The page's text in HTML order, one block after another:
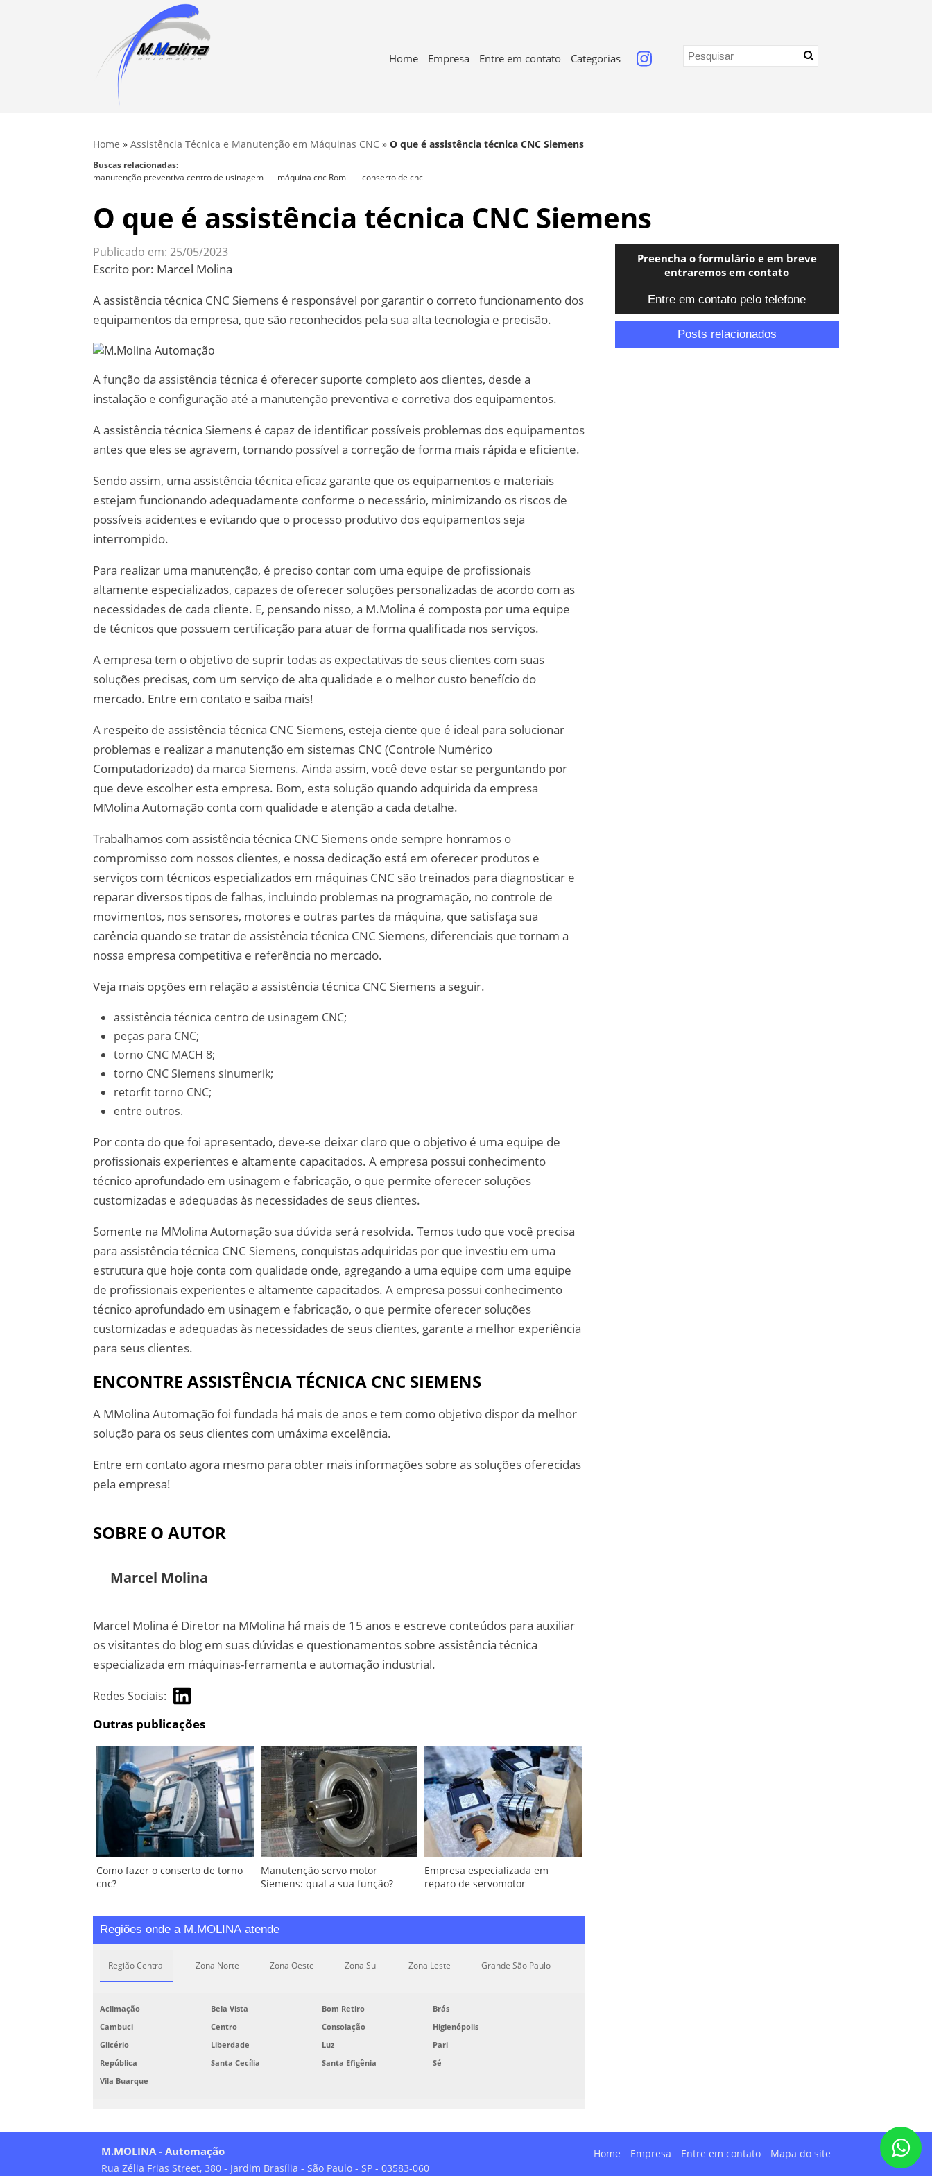
Home Empresa Categorias
Entre em contato
Home »Assistência Técnica e Manutenção em Máquinas CNC »O que é assistência técnica CNC Siemens
Buscas relacionadas:
manutenção preventiva centro de usinagem
máquina cnc Romi conserto de cnc
O que é assistência técnica CNC Siemens
Publicado em: 25/05/2023
Escrito por: Marcel Molina
A assistência técnica CNC Siemens é responsável por garantir o correto funcionamento dos
equipamentos da empresa, que são reconhecidos pela sua alta tecnologia e precisão.
A função da assistência técnica é oferecer suporte completo aos clientes, desde a
instalação e configuração até a manutenção preventiva e corretiva dos equipamentos.
A assistência técnica Siemens é capaz de identificar possíveis problemas dos equipamentos
antes que eles se agravem, tornando possível a correção de forma mais rápida e eficiente.
Sendo assim, uma assistência técnica eficaz garante que os equipamentos e materiais
estejam funcionando adequadamente conforme o necessário, minimizando os riscos de
possíveis acidentes e evitando que o processo produtivo dos equipamentos seja
interrompido.
Para realizar uma manutenção, é preciso contar com uma equipe de profissionais
altamente especializados, capazes de oferecer soluções personalizadas de acordo com as
necessidades de cada cliente. E, pensando nisso, a M.Molina é composta por uma equipe
de técnicos que possuem certificação para atuar de forma qualificada nos serviços.
A empresa tem o objetivo de suprir todas as expectativas de seus clientes com suas
soluções precisas, com um serviço de alta qualidade e o melhor custo benefício do
mercado. Entre em contato e saiba mais!
A respeito de assistência técnica CNC Siemens, esteja ciente que é ideal para solucionar
problemas e realizar a manutenção em sistemas CNC (Controle Numérico
Computadorizado) da marca Siemens. Ainda assim, você deve estar se perguntando por
que deve escolher esta empresa. Bom, esta solução quando adquirida da empresa
MMolina Automação conta com qualidade e atenção a cada detalhe.
Trabalhamos com assistência técnica CNC Siemens onde sempre honramos o
compromisso com nossos clientes, e nossa dedicação está em oferecer produtos e
serviços com técnicos especializados em máquinas CNC são treinados para diagnosticar e
reparar diversos tipos de falhas, incluindo problemas na programação, no controle de
movimentos, nos sensores, motores e outras partes da máquina, que satisfaça sua
carência quando se tratar de assistência técnica CNC Siemens, diferenciais que tornam a
nossa empresa competitiva e referência no mercado.
Veja mais opções em relação a assistência técnica CNC Siemens a seguir.
assistência técnica centro de usinagem CNC;
peças para CNC;
torno CNC MACH 8;
torno CNC Siemens sinumerik;
retorfit torno CNC;
entre outros.
Por conta do que foi apresentado, deve-se deixar claro que o objetivo é uma equipe de
profissionais experientes e altamente capacitados. A empresa possui conhecimento
técnico aprofundado em usinagem e fabricação, o que permite oferecer soluções
customizadas e adequadas às necessidades de seus clientes.
Somente na MMolina Automação sua dúvida será resolvida. Temos tudo que você precisa
para assistência técnica CNC Siemens, conquistas adquiridas por que investiu em uma
estrutura que hoje conta com qualidade onde, agregando a uma equipe com uma equipe
de profissionais experientes e altamente capacitados. A empresa possui conhecimento
técnico aprofundado em usinagem e fabricação, o que permite oferecer soluções
customizadas e adequadas às necessidades de seus clientes, garante a melhor experiência
para seus clientes.
ENCONTRE ASSISTÊNCIA TÉCNICA CNC SIEMENS
A MMolina Automação foi fundada há mais de anos e tem como objetivo dispor da melhor
solução para os seus clientes com umáxima excelência.
Entre em contato agora mesmo para obter mais informações sobre as soluções oferecidas
pela empresa!
SOBRE O AUTOR
Marcel Molina
Marcel Molina é Diretor na MMolina há mais de 15 anos e escreve conteúdos para auxiliar
os visitantes do blog em suas dúvidas e questionamentos sobre assistência técnica
especializada em máquinas-ferramenta e automação industrial.
Redes Sociais:
Outras publicações
Como fazer o conserto de torno
cnc?
Manutenção servo motor
Siemens: qual a sua função?
Empresa especializada em
reparo de servomotor
Regiões onde a M.MOLINA atende
Região Central Zona Norte Zona Oeste Zona Sul Zona Leste Grande São Paulo
Aclimação Bela Vista Bom Retiro
Brás
Cambuci
Centro Consolação
Higienópolis
Glicério
Liberdade Luz
Pari
República
Santa Cecília Santa Efigênia
Sé
Vila Buarque
Preencha o formulário e em breve
entraremos em contato
Entre em contato pelo telefone
Posts relacionados
M.MOLINA - Automação
Rua Zélia Frias Street, 380 - Jardim Brasília - São Paulo - SP - 03583-060
Home Empresa Entre em contato Mapa do site